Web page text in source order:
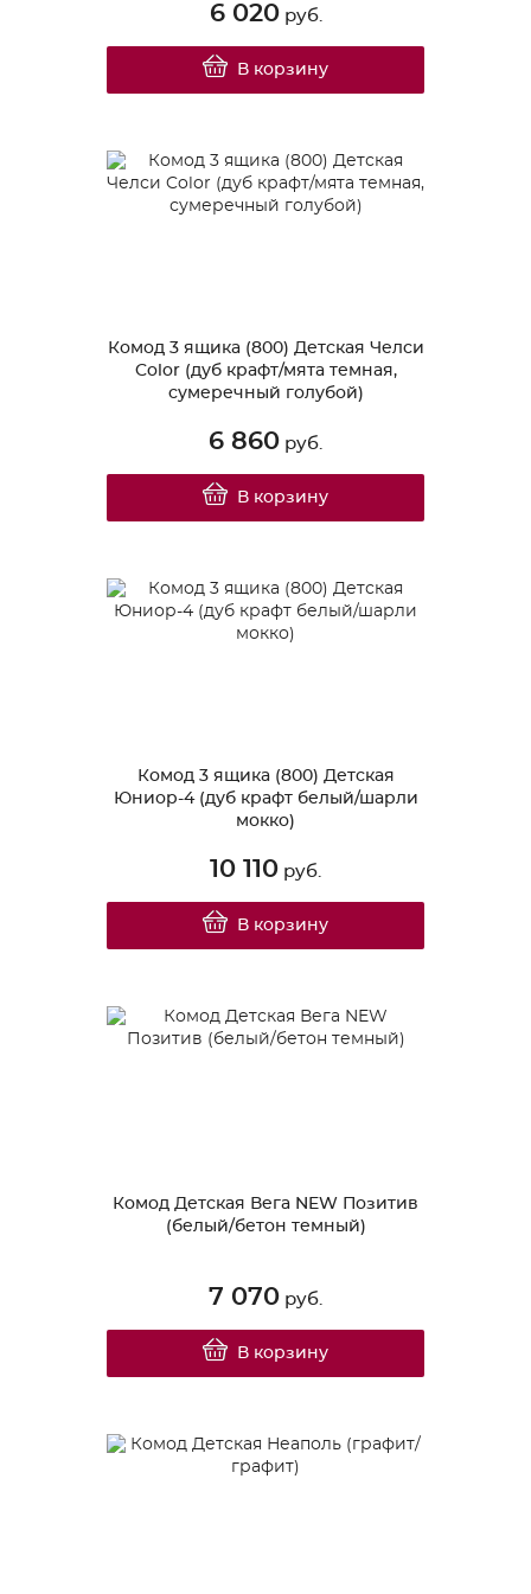
6 020руб.
В корзину
Комод 3 ящика (800) Детская Челси
Color (дуб крафт/мята темная,
сумеречный голубой)
6 860 руб.
В корзину
Комод 3 ящика (800) Детская
Юниор-4 (дуб крафт белый/шарли
мокко)
10 110 руб.
В корзину
Комод Детская Вега NEW Позитив
(белый/бетон темный)
7 070 руб.
В корзину